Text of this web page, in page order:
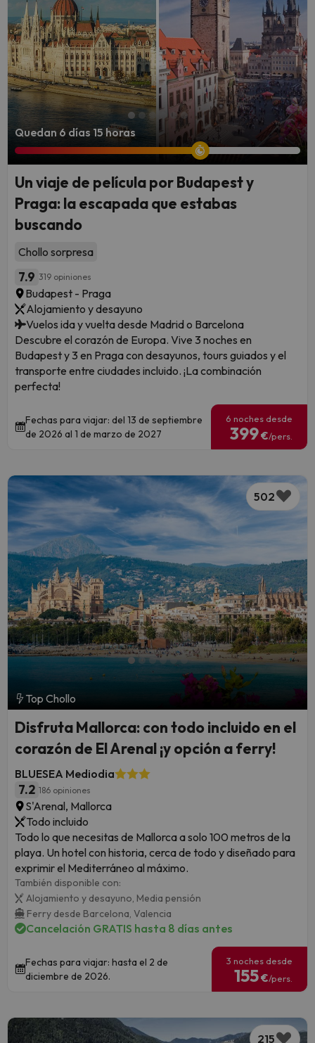
Quedan 6 días 15 horas
Un viaje de película por Budapest y
Praga: la escapada que estabas
buscando
Chollo sorpresa
7.9 319 opiniones
Budapest - Praga
Alojamiento y desayuno
Vuelos ida y vuelta desde Madrid o Barcelona
Descubre el corazón de Europa. Vive 3 noches en
Budapest y 3 en Praga con desayunos, tours guiados y el
transporte entre ciudades incluido. ¡La combinación
perfecta!
Fechas para viajar: del 13 de septiembre
de 2026 al 1 de marzo de 2027
6 noches desde
399€/pers.
502
Top Chollo
Disfruta Mallorca: con todo incluido en el
corazón de El Arenal ¡y opción a ferry!
BLUESEA Mediodia
7.2 186 opiniones
S'Arenal, Mallorca
Todo incluido
Todo lo que necesitas de Mallorca a solo 100 metros de la
playa. Un hotel con historia, cerca de todo y diseñado para
exprimir el Mediterráneo al máximo.
También disponible con:
Alojamiento y desayuno, Media pensión
Ferry desde Barcelona, Valencia
Cancelación GRATIS hasta 8 días antes
Fechas para viajar: hasta el 2 de
diciembre de 2026.
3 noches desde
155€/pers.
215